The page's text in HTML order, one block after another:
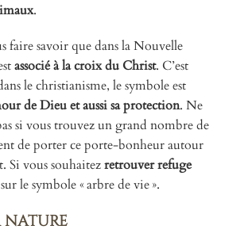
.
faire savoir que dans la Nouvelle
associé à la croix du Christ. C’est
le christianisme, le symbole est
de Dieu et aussi sa protection. Ne
si vous trouvez un grand nombre de
de porter ce porte-bonheur autour
Si vous souhaitezretrouver refuge
le symbole « arbre de vie ».
nature